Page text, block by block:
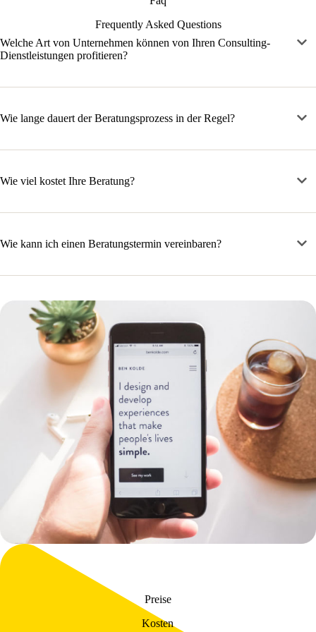
Frequently Asked Questions
Welche Art von Unternehmen können von Ihren Consulting-
Dienstleistungen profitieren?
Wie lange dauert der Beratungsprozess in der Regel?
Wie viel kostet Ihre Beratung?
Wie kann ich einen Beratungstermin vereinbaren?
Preise
Kosten